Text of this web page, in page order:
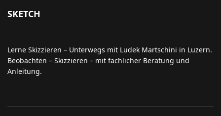
SKETCH
Lerne Skizzieren – Unterwegs mit Ludek Martschini in Luzern.
Beobachten – Skizzieren – mit fachlicher Beratung und
Anleitung.